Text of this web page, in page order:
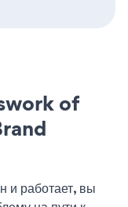
of
и работает, вы